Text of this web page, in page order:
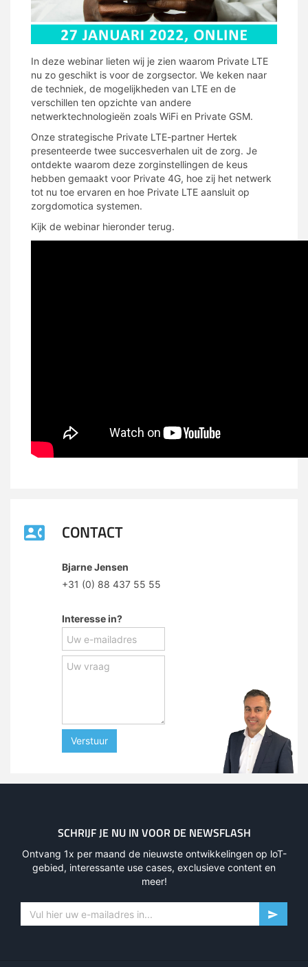
In deze webinar lieten wij je zien waarom Private LTE
nu zo geschikt is voor de zorgsector. We keken naar
de techniek, de mogelijkheden van LTE en de
verschillen ten opzichte van andere
netwerktechnologieën zoals WiFi en Private GSM.
Onze strategische Private LTE-partner Hertek
presenteerde twee succesverhalen uit de zorg. Je
ontdekte waarom deze zorginstellingen de keus
hebben gemaakt voor Private 4G, hoe zij het netwerk
tot nu toe ervaren en hoe Private LTE aansluit op
zorgdomotica systemen.
Kijk de webinar hieronder terug.
CONTACT
Bjarne Jensen
+31 (0) 88 437 55 55
Interesse in?
Verstuur
SCHRIJF JE NU IN VOOR DE NEWSFLASH
Ontvang 1x per maand de nieuwste ontwikkelingen op loT-
gebied, interessante use cases, exclusieve content en
meer!